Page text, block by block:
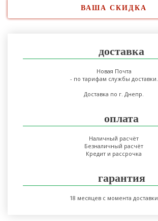
ВАША СКИДКА
доставка
Новая Почта
- по тарифам службы доставки.
Доставка по г. Днепр.
оплата
Наличный расчёт
Безналичный расчёт
Кредит и рассрочка
гарантия
18 месяцев с момента доставки